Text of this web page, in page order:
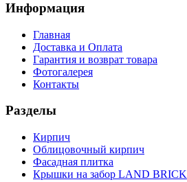
Информация
Главная
Доставка и Оплата
Гарантия и возврат товара
Фотогалерея
Контакты
Разделы
Кирпич
Облицовочный кирпич
Фасадная плитка
Крышки на забор LAND BRICK